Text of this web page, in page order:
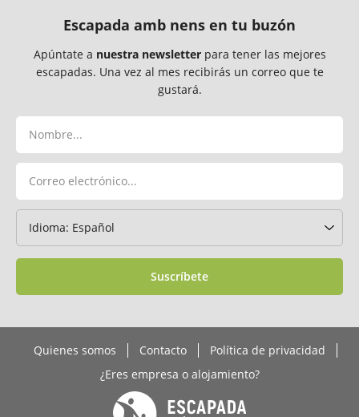
Escapada amb nens en tu buzón
Apúntate a nuestra newsletterpara tener las mejores
escapadas. Una vez al mes recibirás un correo que te
gustará.
Suscríbete
Quienes somos Contacto
Política de privacidad
¿Eres empresa o alojamiento?